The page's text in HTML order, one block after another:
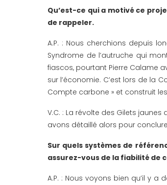
Qu’est-ce qui a motivé ce
de rappeler.
A.P. : Nous cherchions depuis
Syndrome de l’autruche qui
fiascos, pourtant Pierre Calame
sur l’économie. C’est lors de la
Compte carbone » et construit
V.C. : La révolte des Gilets
avons détaillé alors pour
Sur quels systèmes de
assurez-vous de la fiabilité de
A.P. : Nous voyons bien qu’il y